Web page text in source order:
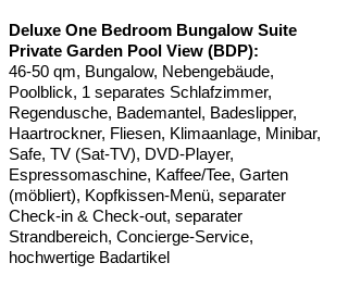
Deluxe One Bedroom Bungalow Suite
Private Garden Pool View (BDP):
46-50 qm, Bungalow, Nebengebäude,
Poolblick, 1 separates Schlafzimmer,
Regendusche, Bademantel, Badeslipper,
Haartrockner, Fliesen, Klimaanlage, Minibar,
Safe, TV (Sat-TV), DVD-Player,
Espressomaschine, Kaffee/Tee, Garten
(möbliert), Kopfkissen-Menü, separater
Check-in & Check-out, separater
Strandbereich, Concierge-Service,
hochwertige Badartikel